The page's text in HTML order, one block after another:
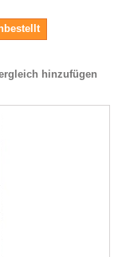
hinzufügen